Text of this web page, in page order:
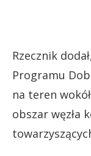
Rzecznik
Programu
na teren
obszar węzła